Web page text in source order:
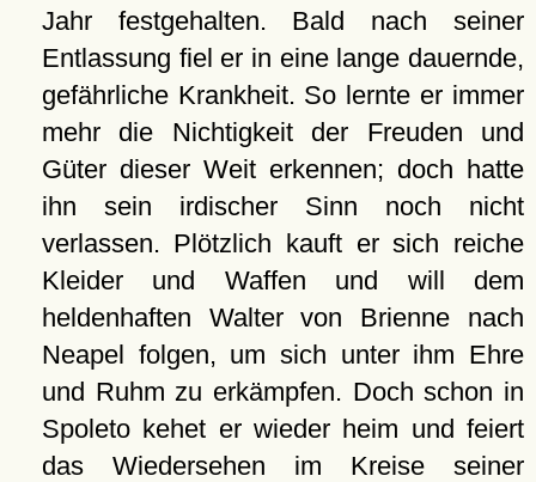
Jahr festgehalten. Bald nach seiner
Entlassung fiel er in eine lange dauernde,
gefährliche Krankheit. So lernte er immer
mehr die Nichtigkeit der Freuden und
Güter dieser Weit erkennen; doch hatte
ihn sein irdischer Sinn noch nicht
verlassen. Plötzlich kauft er sich reiche
Kleider und Waffen und will dem
heldenhaften Walter von Brienne nach
Neapel folgen, um sich unter ihm Ehre
und Ruhm zu erkämpfen. Doch schon in
Spoleto kehet er wieder heim und feiert
das Wiedersehen im Kreise seiner